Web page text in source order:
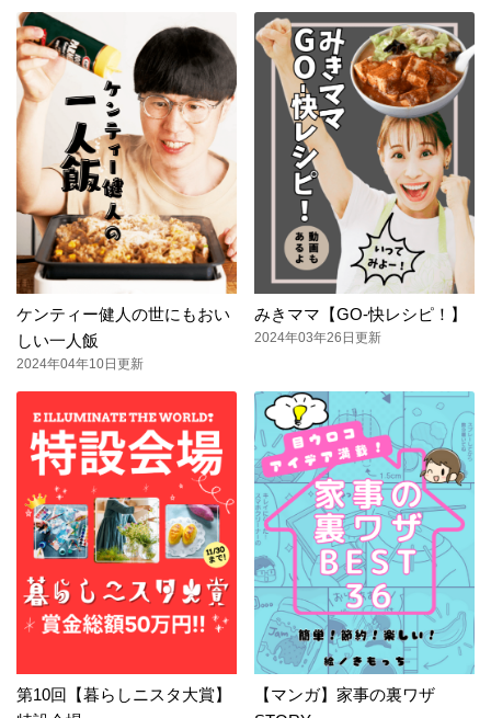
ケンティー健人の世にもおい
しい一人飯
2024年04年10日更新
みきママ【GO-快レシピ！】
2024年03年26日更新
第10回【暮らしニスタ大賞】
【マンガ】家事の裏ワザ